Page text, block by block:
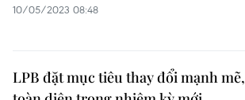
10/05/2023 08:48
LPB đặt mục tiêu thay đổi mạnh mẽ,